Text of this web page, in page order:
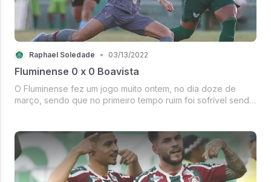
Raphael Soledade • 03/13/2022
Fluminense 0 x 0 Boavista
O Fluminense fez um jogo muito ontem, no dia doze de
março, sendo que no primeiro tempo ruim foi sofrível sendo
bem abaixo difi...